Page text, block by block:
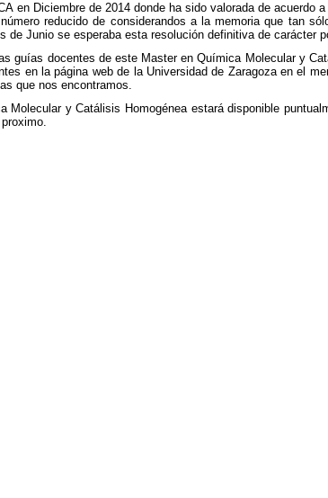
en Diciembre de 2014 donde ha sido valorada de acuerdo
reducido de considerandos a la memoria que tan
de Junio se esperaba esta resolución definitiva de carácter
guías docentes de este Master en Química Molecular y
en la página web de la Universidad de Zaragoza en el
que nos encontramos.
y Catálisis Homogénea estará disponible